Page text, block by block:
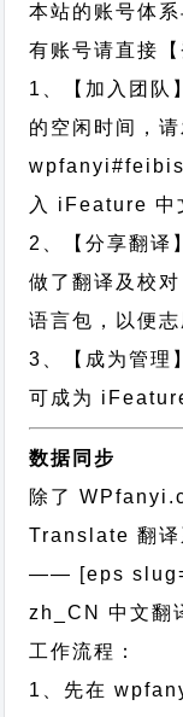
本站的账号体
有账号请直接
1、【加入团队
的空闲时间，请
入 iFeature 中
2、【分享翻译
做了翻译及校
语言包，以便
3、【成为管理
可成为
数据同步
除了
Translate 翻译
—— [eps
zh_CN
中文翻
工作流程：
1、先在